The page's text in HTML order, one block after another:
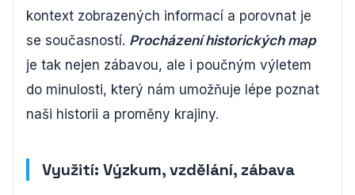
kontext zobrazených informací a porovnat je
se současností. Procházení historických map
je tak nejen zábavou, ale i poučným výletem
do minulosti, který nám umožňuje lépe poznat
naši historii a proměny krajiny.
Využití: Výzkum, vzdělání, zábava